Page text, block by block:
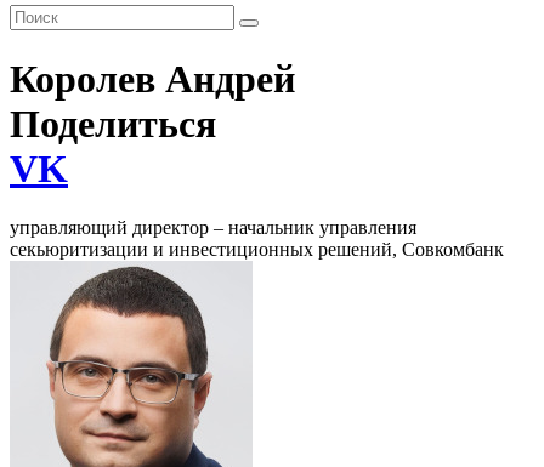
Королев Андрей
Поделиться
VK
управляющий директор – начальник управления
секьюритизации и инвестиционных решений, Совкомбанк